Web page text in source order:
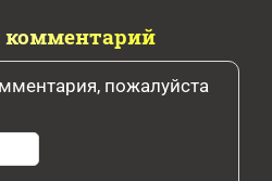
пожалуйста